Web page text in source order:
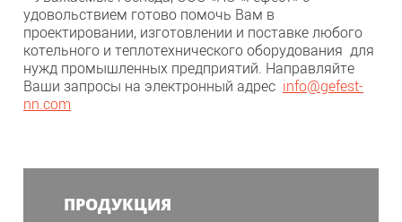
удовольствием готово помочь Вам в
проектировании, изготовлении и поставке любого
котельного и теплотехнического оборудования для
нужд промышленных предприятий. Направляйте
Ваши запросы на электронный адрес info@gefest-
nn.com
ПРОДУКЦИЯ